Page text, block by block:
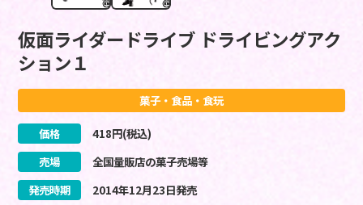
仮面ライダードライブ ドライビングアク
ション１
菓子・食品・食玩
価格 418円(税込)
売場
全国量販店の菓子売場等
発売時期
2014年12月23日発売